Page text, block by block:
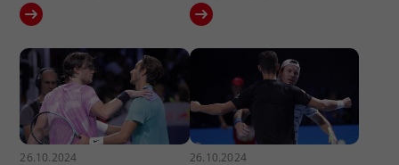
26.10.2024 26.10.2024